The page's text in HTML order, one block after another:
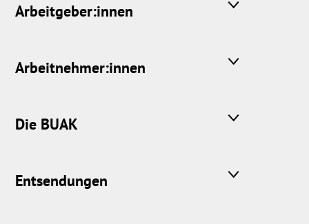
Arbeitgeber:innen
Arbeitnehmer:innen
Die BUAK
Entsendungen